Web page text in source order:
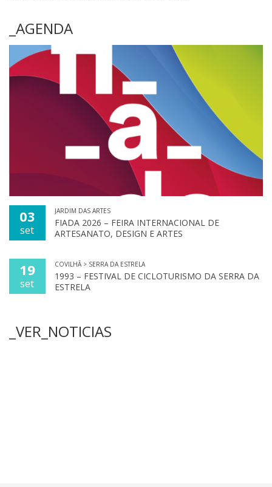
_AGENDA
03
set
JARDIM DAS ARTES
FIADA 2026 – FEIRA INTERNACIONAL DE
ARTESANATO, DESIGN E ARTES
19
set
COVILHÃ > SERRA DA ESTRELA
1993 – FESTIVAL DE CICLOTURISMO DA SERRA DA
ESTRELA
_VER_NOTICIAS